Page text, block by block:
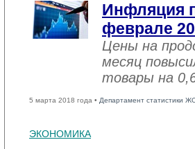
Инфляция
феврале
Цены на
месяц
товары на
5 марта 2018 года • Департамент статистики
ЭКОНОМИКА